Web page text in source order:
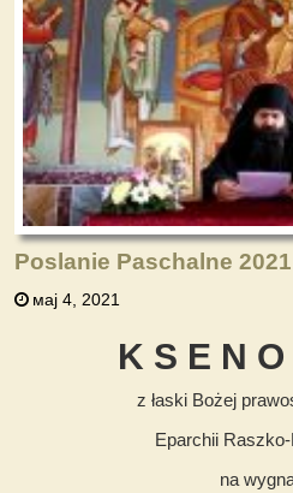
Poslanie Paschalne 2021
мај 4, 2021
K S E N
z łaski Bożej
Eparchii
na